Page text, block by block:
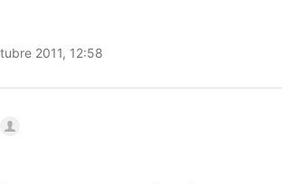
2011, 12:58